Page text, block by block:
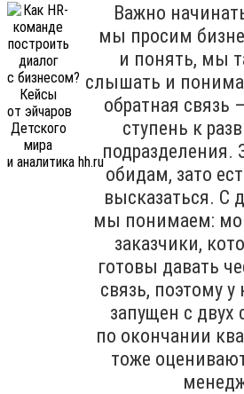
Важно
мы просим
и понять, мы
слышать и
обратная связь
ступень к
подразделения.
обидам, зато
высказаться. С
мы понимаем:
заказчики,
готовы давать
связь, поэтому у
запущен с двух
по окончании
тоже